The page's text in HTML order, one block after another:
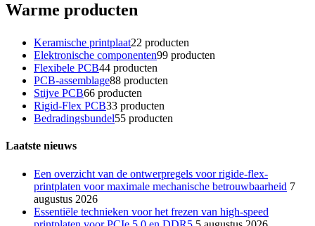
Warme producten
Keramische printplaat22 producten
Elektronische componenten99 producten
Flexibele PCB44 producten
PCB-assemblage88 producten
Stijve PCB66 producten
Rigid-Flex PCB33 producten
Bedradingsbundel55 producten
Laatste nieuws
Een overzicht van de ontwerpregels voor rigide-flex-
printplaten voor maximale mechanische betrouwbaarheid 7
augustus 2026
Essentiële technieken voor het frezen van high-speed